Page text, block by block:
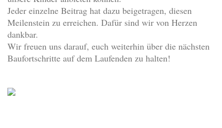
Jeder einzelne Beitrag hat dazu beigetragen, diesen
Meilenstein zu erreichen. Dafür sind wir von Herzen
dankbar.
Wir freuen uns darauf, euch weiterhin über die nächsten
Baufortschritte auf dem Laufenden zu halten!